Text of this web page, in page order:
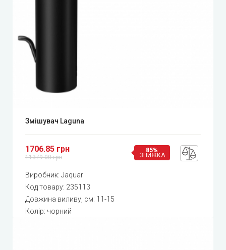
Змішувач Laguna
1706.85 грн
11379.00 грн
85%
ЗНИЖКА
Виробник: Jaquar
Код товару: 235113
Довжина виливу, см: 11-15
Колір: чорний